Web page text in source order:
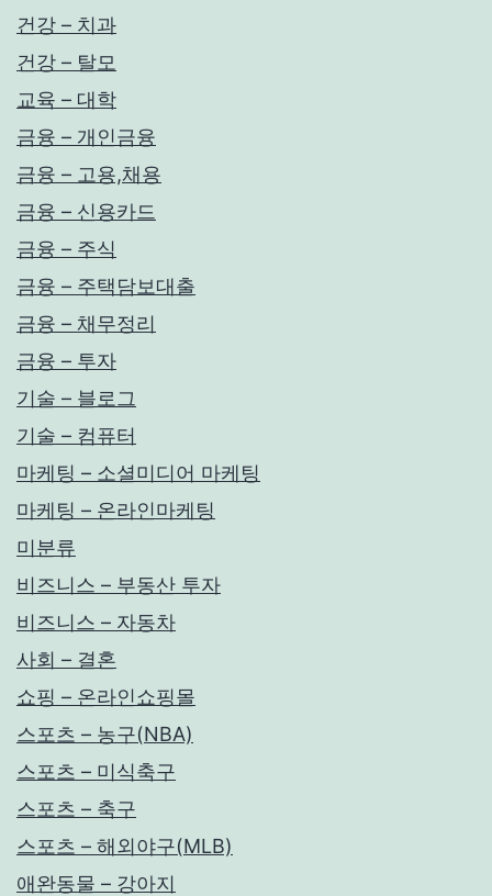
건강 – 치과
건강 – 탈모
교육 – 대학
금융 – 개인금융
금융 – 고용,채용
금융 – 신용카드
금융 – 주식
금융 – 주택담보대출
금융 – 채무정리
금융 – 투자
기술 – 블로그
기술 – 컴퓨터
마케팅 – 소셜미디어 마케팅
마케팅 – 온라인마케팅
미분류
비즈니스 – 부동산 투자
비즈니스 – 자동차
사회 – 결혼
쇼핑 – 온라인쇼핑몰
스포츠 – 농구(NBA)
스포츠 – 미식축구
스포츠 – 축구
스포츠 – 해외야구(MLB)
애완동물 – 강아지